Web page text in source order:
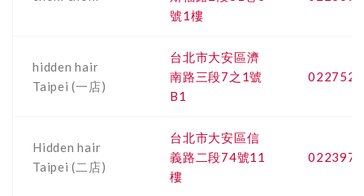
號1樓
hidden hair
Taipei (一店)
台北市大安區濟
南路三段7之1號
B1
Hidden hair
Taipei (二店)
台北市大安區信
義路二段74號11
樓